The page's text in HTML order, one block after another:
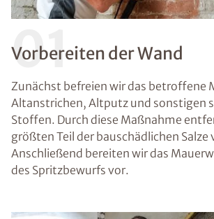
01
Vorbereiten der Wand
Zunächst befreien wir das betroffene
Altanstrichen, Altputz und sonstigen
Stoffen. Durch diese Maßnahme
größten Teil der bauschädlichen Salze
Anschließend bereiten wir das
des Spritzbewurfs vor.